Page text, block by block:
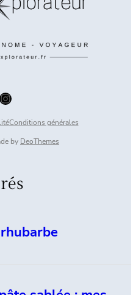
Conditions générales
by DeoThemes